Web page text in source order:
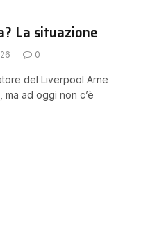
La situazione
0
del Liverpool Arne
ma ad oggi non c’è